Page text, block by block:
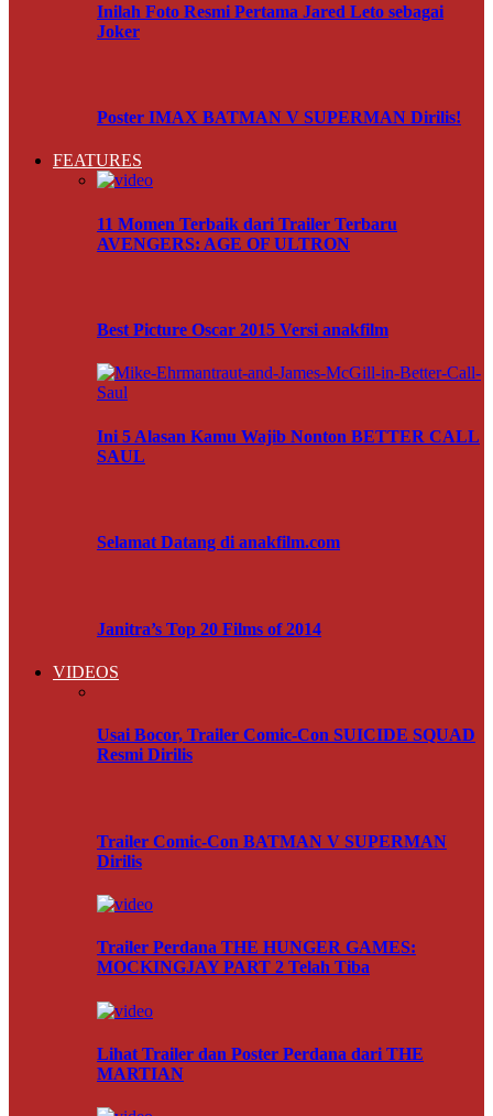
Inilah Foto Resmi Pertama Jared Leto sebagai
Joker
Poster IMAX BATMAN V SUPERMAN Dirilis!
FEATURES
11 Momen Terbaik dari Trailer Terbaru
AVENGERS: AGE OF ULTRON
Best Picture Oscar 2015 Versi anakfilm
Ini 5 Alasan Kamu Wajib Nonton BETTER CALL
SAUL
Selamat Datang di anakfilm.com
Janitra’s Top 20 Films of 2014
VIDEOS
Usai Bocor, Trailer Comic-Con SUICIDE SQUAD
Resmi Dirilis
Trailer Comic-Con BATMAN V SUPERMAN
Dirilis
Trailer Perdana THE HUNGER GAMES:
MOCKINGJAY PART 2 Telah Tiba
Lihat Trailer dan Poster Perdana dari THE
MARTIAN